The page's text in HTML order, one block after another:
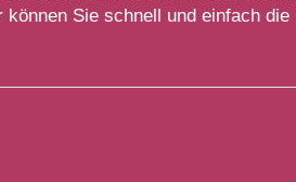
Sie schnell und einfach die